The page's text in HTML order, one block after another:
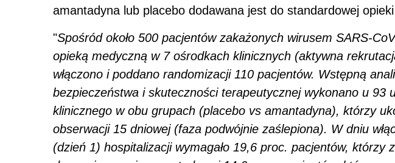
amantadyna lub placebo dodawana jest do standardowej
"Spośród około 500 pacjentów zakażonych wirusem SARS-
opieką medyczną w 7 ośrodkach klinicznych (aktywna
włączono i poddano randomizacji 110 pacjentów. Wstępną
bezpieczeństwa i skuteczności terapeutycznej wykonano u 93
klinicznego w obu grupach (placebo vs amantadyna), którzy
obserwacji 15 dniowej (faza podwójnie zaślepiona). W dniu
(dzień 1) hospitalizacji wymagało 19,6 proc. pacjentów, którzy